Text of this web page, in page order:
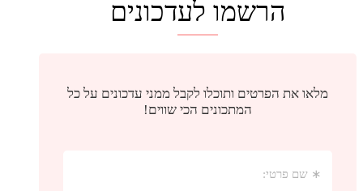
הרשמו לעדכונים